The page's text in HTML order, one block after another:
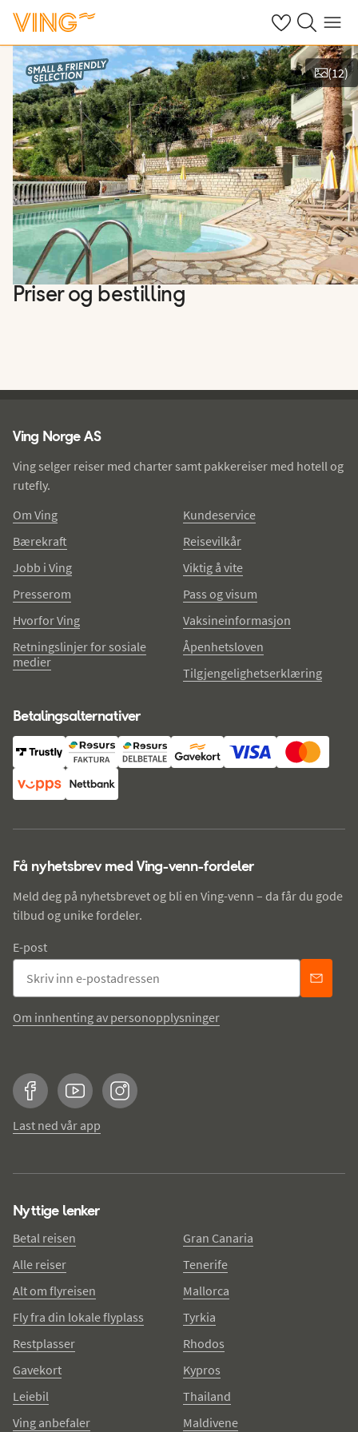
Se dine sparte
Søk påMeny
Vis bilder
(12)
Priser og bestilling
Ving Norge AS
Ving selger reiser med charter samt pakkereiser med hotell og
rutefly.
Om Ving
Bærekraft
Jobb i Ving
Presserom
Hvorfor Ving
Retningslinjer for sosiale
medier
Kundeservice
Reisevilkår
Viktig å vite
Pass og visum
Vaksineinformasjon
Åpenhetsloven
Tilgjengelighetserklæring
Betalingsalternativer
Få nyhetsbrev med Ving-venn-fordeler
Meld deg på nyhetsbrevet og bli en Ving-venn – da får du gode
tilbud og unike fordeler.
E-post
Om innhenting av personopplysninger
FacebookYouTubeInstagram
Last ned vår app
Nyttige lenker
Betal reisen
Alle reiser
Alt om flyreisen
Fly fra din lokale flyplass
Restplasser
Gavekort
Leiebil
Ving anbefaler
Gran Canaria
Tenerife
Mallorca
Tyrkia
Rhodos
Kypros
Thailand
Maldivene